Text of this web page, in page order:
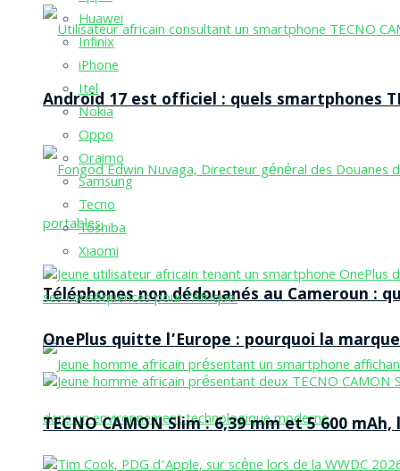
Android 17 est officiel : quels smartphones
Téléphones non dédouanés au Cameroun :
Huawei
Infinix
iPhone
Itel
Nokia
Oppo
Oraimo
Samsung
Tecno
Toshiba
Xiaomi
OnePlus quitte l’Europe : pourquoi la
TECNO CAMON Slim : 6,39 mm et 5 600